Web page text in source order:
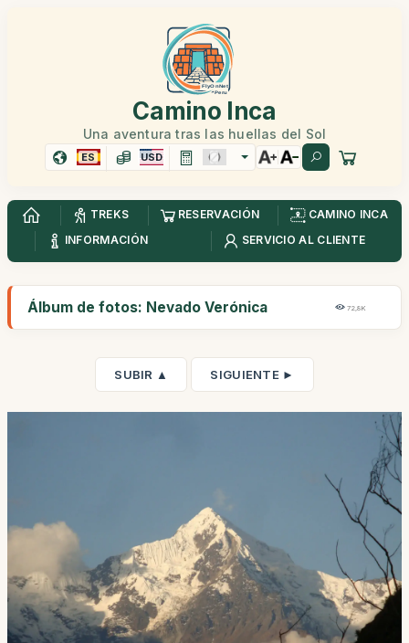
Camino Inca
Una aventura tras las huellas del Sol
ES USD
TREKS RESERVACIÓN
CAMINO INCA
INFORMACIÓN
SERVICIO AL CLIENTE
Álbum de fotos: Nevado Verónica 72,8K
SUBIR ▲ SIGUIENTE ►